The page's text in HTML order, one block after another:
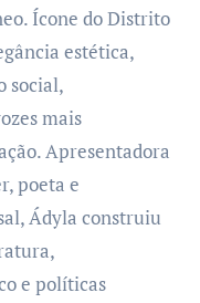
Ícone do Distrito
estética,
social,
mais
Apresentadora
poeta e
Ádyla construiu
e políticas